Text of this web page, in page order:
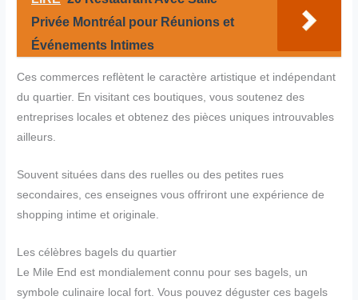
Privée Montréal pour Réunions et
Événements Intimes
Ces commerces reflètent le caractère artistique et indépendant
du quartier. En visitant ces boutiques, vous soutenez des
entreprises locales et obtenez des pièces uniques introuvables
ailleurs.
Souvent situées dans des ruelles ou des petites rues
secondaires, ces enseignes vous offriront une expérience de
shopping intime et originale.
Les célèbres bagels du quartier
Le Mile End est mondialement connu pour ses bagels, un
symbole culinaire local fort. Vous pouvez déguster ces bagels